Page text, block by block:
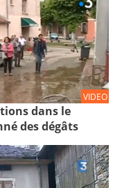
VIDEO
dans le
des dégâts